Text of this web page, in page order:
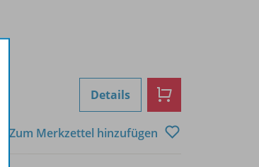
Details
Zum Merkzettel hinzufügen